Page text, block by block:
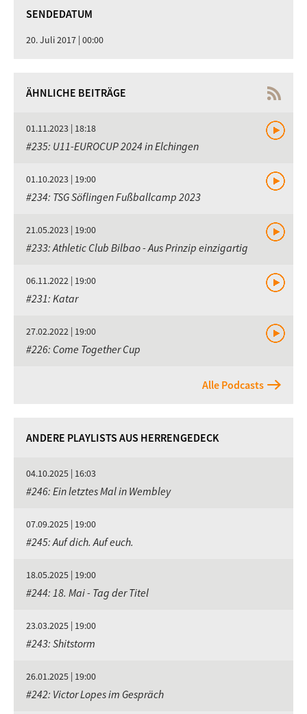
SENDEDATUM
20. Juli 2017 | 00:00
ÄHNLICHE BEITRÄGE
01.11.2023 | 18:18
#235: U11-EUROCUP 2024 in Elchingen
01.10.2023 | 19:00
#234: TSG Söflingen Fußballcamp 2023
21.05.2023 | 19:00
#233: Athletic Club Bilbao - Aus Prinzip einzigartig
06.11.2022 | 19:00
#231: Katar
27.02.2022 | 19:00
#226: Come Together Cup
Alle Podcasts
ANDERE PLAYLISTS AUS HERRENGEDECK
04.10.2025 | 16:03
#246: Ein letztes Mal in Wembley
07.09.2025 | 19:00
#245: Auf dich. Auf euch.
18.05.2025 | 19:00
#244: 18. Mai - Tag der Titel
23.03.2025 | 19:00
#243: Shitstorm
26.01.2025 | 19:00
#242: Victor Lopes im Gespräch